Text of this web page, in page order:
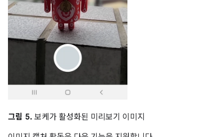
그림 5. 보케가 활성화된 미리보기 이미지